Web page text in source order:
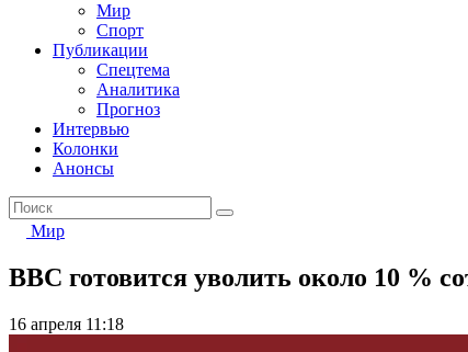
Мир
Спорт
Публикации
Спецтема
Аналитика
Прогноз
Интервью
Колонки
Анонсы
Мир
BBC готовится уволить около 10 %
16 апреля 11:18